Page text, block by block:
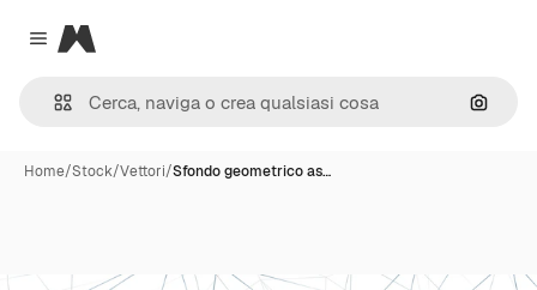
Close menu
Magnific
Cerca
Home/Stock/Vettori/Sfondo geometrico as…